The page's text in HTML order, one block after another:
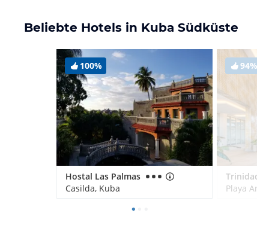
Beliebte Hotels in Kuba Südküste
100%
Hostal Las Palmas
Casilda, Kuba
94%
Trinidad
Playa